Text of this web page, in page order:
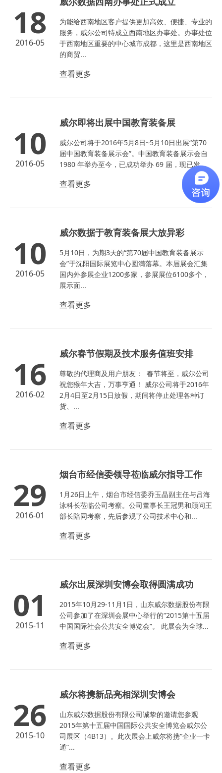
18
2016-05
为能给西南地区客户提供更加高效、便捷、专业的
服务，威尔公司特成立西南地区办事处。办事处位
于西南地区重要的中心城市成都，这里是西南地区
的商贸...
查看更多
10
2016-05
威尔即将出展中国教育装备展
威尔公司将于2016年5月8日~5月10日出展“第70
届中国教育装备展示会”。中国教育装备展示会自
1980 年举办至今，已成功举办 69 届，现已发...
查看更多
10
2016-05
威尔数据于教育装备展大放异彩
5月10日，为期3天的“第70届中国教育装备展示
会”于沈阳国际展览中心圆满落幕。本届展会汇集
国内外参展企业1200多家，参展展位6100多个，
展示面...
查看更多
16
2016-02
威尔春节假期及技术服务值班安排
尊敬的代理商及用户朋友： 春节将至，威尔公司
祝您猴年大吉，万事亨通！ 威尔公司将于2016年
2月4日至2月15日放假，期间将停止处理各种订
货、...
查看更多
29
2016-01
烟台市经信委领导莅临威尔指导工作
1月26日上午，烟台市经信委乔玉晶副主任与吕海
泳科长莅临公司考察。公司董事长王冠男和顾问王
部长陪同考察，先后参观了公司技术中心和...
查看更多
01
2015-11
威尔出展深圳安博会取得圆满成功
2015年10月29-11月1日，山东威尔数据股份有限
公司参加了在深圳会展中心举行的“2015第十五届
中国国际社会公共安全博览会”。 此展会为全球...
查看更多
26
2015-10
威尔将携新品亮相深圳安博会
山东威尔数据股份有限公司诚挚的邀请您参观
2015年第十五届中国国际公共安全博览会威尔公
司展区（4B13）。此次展会上威尔将携“企业一卡
通”...
查看更多